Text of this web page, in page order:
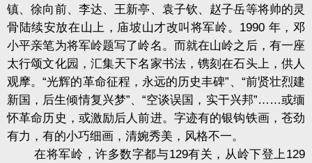
镇、徐向前、李达、王新亭、袁子钦、赵子岳等将帅的灵
骨陆续安放在山上，庙坡山才改叫将军岭。1990 年，邓
小平亲笔为将军岭题写了岭名。而就在山岭之后，有一座
太行颂文化园，汇集天下名家书法，镌刻在石头上，供人
观摩。“光辉的革命征程，永远的历史丰碑”、“前贤壮烈建
新国，后生倾情复兴梦”、“空谈误国，实干兴邦”……或缅
怀革命历史，或激励后人前进。字迹有的银钩铁画，苍劲
有力，有的小巧细画，清婉秀美，风格不一。
在将军岭，许多数字都与129有关，从岭下登上129